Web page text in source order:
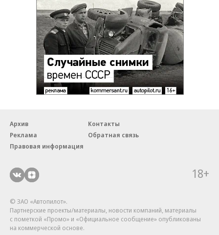
Архив
Контакты
Реклама
Обратная связь
Правовая информация
18+
© ЗАО «Автопилот».
Партнерские проекты/материалы, новости компаний, материалы
с пометкой «Промо» и «Официальное сообщение» опубликованы
на коммерческой основе.